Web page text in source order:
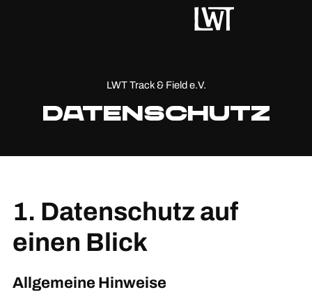
LWT Track & Field e.V.
Datenschutz
1. Datenschutz auf
einen Blick
Allgemeine Hinweise